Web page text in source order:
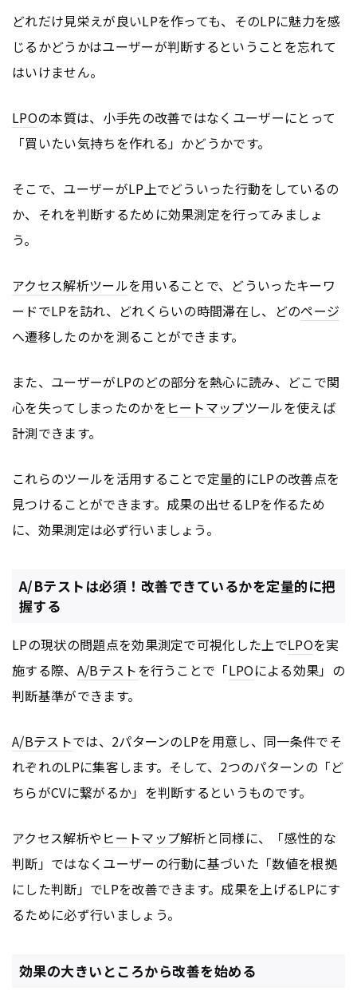
どれだけ見栄えが良いLPを作っても、そのLPに魅力を感
じるかどうかはユーザーが判断するということを忘れて
はいけません。
LPOの本質は、小手先の改善ではなくユーザーにとって
「買いたい気持ちを作れる」かどうかです。
そこで、ユーザーがLP上でどういった行動をしているの
か、それを判断するために効果測定を行ってみましょ
う。
アクセス解析ツールを用いることで、どういったキーワ
ードでLPを訪れ、どれくらいの時間滞在し、どのページ
へ遷移したのかを測ることができます。
また、ユーザーがLPのどの部分を熱心に読み、どこで関
心を失ってしまったのかを ヒートマップツールを使えば
計測できます。
これらのツールを活用することで定量的にLPの改善点を
見つけることができます。成果の出せるLPを作るため
に、効果測定は必ず行いましょう。
A/Bテストは必須！改善できているかを定量的に把
握する
LPの現状の問題点を効果測定で可視化した上でLPOを実
施する際、 A/Bテストを行うことで「LPOによる効果」の
判断基準ができます。
A/Bテストでは、2パターンのLPを用意し、同一条件でそ
れぞれのLPに集客します。そして、2つのパターンの「ど
ちらがCVに繋がるか」を判断するというものです。
アクセス解析やヒートマップ解析と同様に、「感性的な
判断」ではなくユーザーの行動に基づいた「数値を根拠
にした判断」でLPを改善できます。成果を上げるLPにす
るために必ず行いましょう。
効果の大きいところから改善を始める